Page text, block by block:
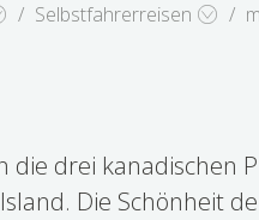
Selbstfahrerreisen
die drei kanadischen
Die Schönheit